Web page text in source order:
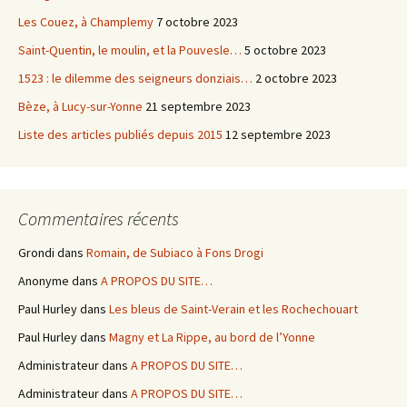
Les Couez, à Champlemy 7 octobre 2023
Saint-Quentin, le moulin, et la Pouvesle… 5 octobre 2023
1523 : le dilemme des seigneurs donziais… 2 octobre 2023
Bèze, à Lucy-sur-Yonne 21 septembre 2023
Liste des articles publiés depuis 2015 12 septembre 2023
Commentaires récents
Grondi dans Romain, de Subiaco à Fons Drogi
Anonyme dans A PROPOS DU SITE…
Paul Hurleydans Les bleus de Saint-Verain et les Rochechouart
Paul Hurleydans Magny et La Rippe, au bord de l’Yonne
Administrateurdans A PROPOS DU SITE…
Administrateurdans A PROPOS DU SITE…